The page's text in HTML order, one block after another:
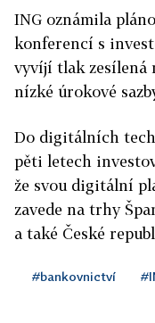
ING oznámila
konferencí s
vyvíjí tlak zesílená
nízké úrokové
Do digitálních
pěti letech
že svou digitální
zavede na trhy
a také České
#bankovnictví